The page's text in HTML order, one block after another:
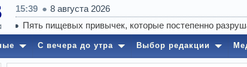
15:39 8 августа 2026
С вечера до утра Выбор редакции